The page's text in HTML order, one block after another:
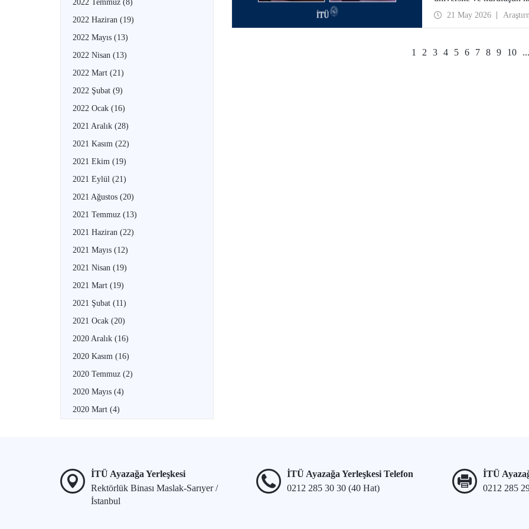
2022 Temmuz (8)
2022 Haziran (19)
2022 Mayıs (13)
2022 Nisan (13)
2022 Mart (21)
2022 Şubat (9)
2022 Ocak (16)
2021 Aralık (28)
2021 Kasım (22)
2021 Ekim (19)
2021 Eylül (21)
2021 Ağustos (20)
2021 Temmuz (13)
2021 Haziran (22)
2021 Mayıs (12)
2021 Nisan (19)
2021 Mart (19)
2021 Şubat (11)
2021 Ocak (20)
2020 Aralık (16)
2020 Kasım (16)
2020 Temmuz (2)
2020 Mayıs (4)
2020 Mart (4)
21 May 2026
1 2 3 4 5 6 7 8 9 10 ...
İTÜ Ayazağa Yerleşkesi
Rektörlük Binası Maslak-Sarıyer /
İstanbul
İTÜ Ayazağa Yerleşkesi Telefon
0212 285 30 30 (40 Hat)
İTÜ
0212 285